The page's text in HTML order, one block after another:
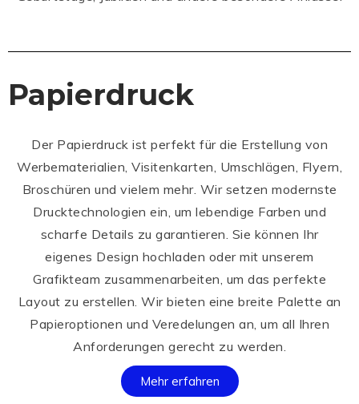
Papierdruck
Der Papierdruck ist perfekt für die Erstellung von
Werbematerialien, Visitenkarten, Umschlägen, Flyern,
Broschüren und vielem mehr. Wir setzen modernste
Drucktechnologien ein, um lebendige Farben und
scharfe Details zu garantieren. Sie können Ihr
eigenes Design hochladen oder mit unserem
Grafikteam zusammenarbeiten, um das perfekte
Layout zu erstellen. Wir bieten eine breite Palette an
Papieroptionen und Veredelungen an, um all Ihren
Anforderungen gerecht zu werden.
Mehr erfahren